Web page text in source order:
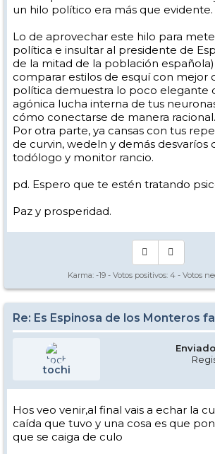
Las cosas evolucionan, menos la estupidez. Y
Mientras no haya ley en este mundo del esquí,
cazaporretas, no hay nada.
El esquí corrupto está al acecho. Por todas
Los implicados hablan de un montón de
están en casa.
Al menos estos días que no se ve na.
Los corruptos y contaminados del carving, o no
giro corto, que ya es algo.
Pero no culpamos a los empresarios de las
los dadores de clase que la junta de Andalucía
esquí estaría más controlada, supongo.
Es que me gusta criticar a los culpables de
un hilo político era más que evidente.
Lo de aprovechar este hilo para
política e insultar al presidente de
de la mitad de la población
comparar estilos de esquí con mejor
política demuestra lo poco elegante
agónica lucha interna de tus
cómo conectarse de manera racional.
Por otra parte, ya cansas con tus
de curvin, wedeln y demás desvaríos
todólogo y monitor rancio.
pd. Espero que te estén tratando
Paz y prosperidad.
Karma: -19 - Votos positivos: 4 - Votos
Re: Es Espinosa de los Monteros
tochi
Hos veo venir,al final vais a echar la
caída que tuvo y una cosa es que
que se caiga de culo